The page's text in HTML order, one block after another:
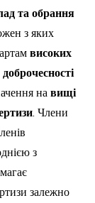
та обрання
з яких
високих
навищі
. Члени
з
залежно